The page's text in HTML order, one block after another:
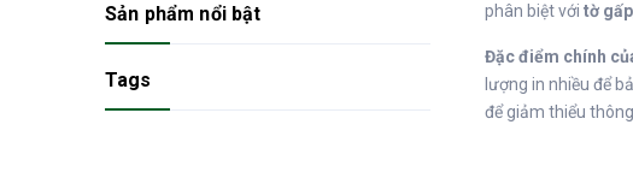
phân biệt với tờ gấp
Đặc điểm chính
lượng in nhiều để
để giảm thiểu
Sản phẩm nổi bật
Tags